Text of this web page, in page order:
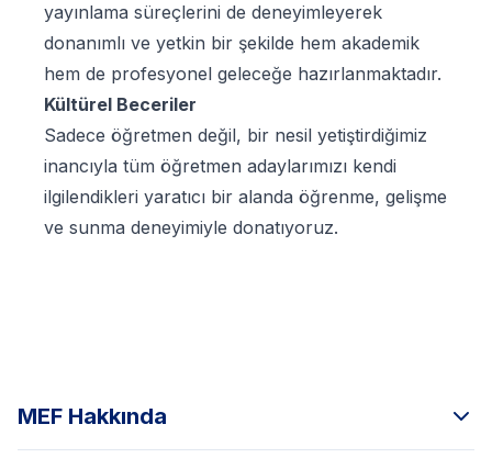
yayınlama süreçlerini de deneyimleyerek
donanımlı ve yetkin bir şekilde hem akademik
hem de profesyonel geleceğe hazırlanmaktadır.
Kültürel Beceriler
Sadece öğretmen değil, bir nesil yetiştirdiğimiz
inancıyla tüm öğretmen adaylarımızı kendi
ilgilendikleri yaratıcı bir alanda öğrenme, gelişme
ve sunma deneyimiyle donatıyoruz.
MEF Hakkında